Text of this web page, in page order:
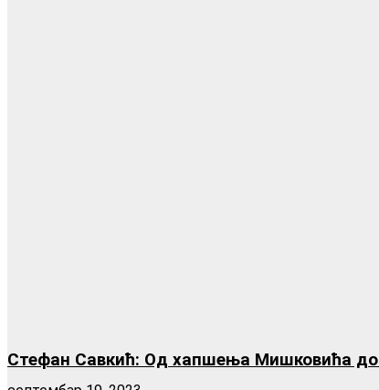
Стефан Савкић: Од хапшења Мишковића до